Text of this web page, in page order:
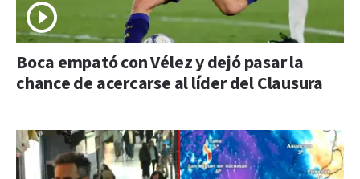
Boca empató con Vélez y dejó pasar la
chance de acercarse al líder del Clausura